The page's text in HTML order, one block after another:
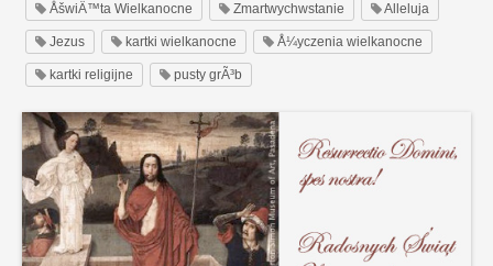
ÅšwiÄ™ta Wielkanocne Zmartwychwstanie Alleluja
Jezus kartki wielkanocne Å¼yczenia wielkanocne
kartki religijne pusty grÃ³b